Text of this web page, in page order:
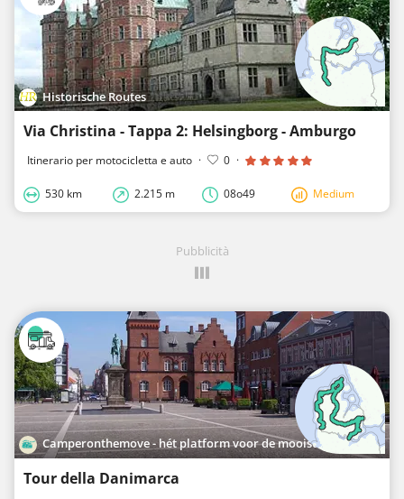
Historische Routes
Via Christina - Tappa 2: Helsingborg - Amburgo
Itinerario per motocicletta e auto · 0 ·
530 km 2.215 m 08o49 Medium
Pubblicità
Camperonthemove - hét platform voor de mooiste roadtrips in Europa
Tour della Danimarca